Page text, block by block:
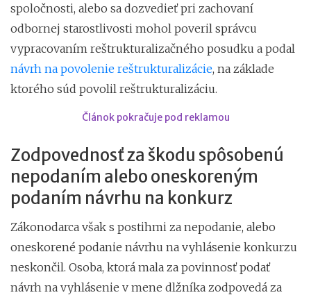
spoločnosti, alebo sa dozvedieť pri zachovaní
odbornej starostlivosti mohol poveril správcu
vypracovaním reštrukturalizačného posudku a podal
návrh na povolenie reštrukturalizácie, na základe
ktorého súd povolil reštrukturalizáciu.
Článok pokračuje pod reklamou
Zodpovednosť za škodu spôsobenú
nepodaním alebo oneskoreným
podaním návrhu na konkurz
Zákonodarca však s postihmi za nepodanie, alebo
oneskorené podanie návrhu na vyhlásenie konkurzu
neskončil. Osoba, ktorá mala za povinnosť podať
návrh na vyhlásenie v mene dlžníka zodpovedá za